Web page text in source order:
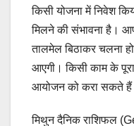
किसी योजना में निवेश
मिलने की संभावना है।
तालमेल बिठाकर चलना
आएगी। किसी काम के
आयोजन को करा सकते
मिथुन दैनिक राशिफल